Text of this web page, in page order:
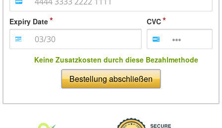
Expiry Date CVC
Keine Zusatzkosten durch diese Bezahlmethode
Bestellung abschließen